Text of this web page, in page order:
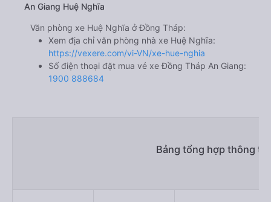
An Giang Huệ Nghĩa
Văn phòng xe Huệ Nghĩa ở Đồng Tháp:
Xem địa chỉ văn phòng nhà xe Huệ Nghĩa:
https://vexere.com/vi-VN/xe-hue-nghia
Số điện thoại đặt mua vé xe Đồng Tháp An Giang:
1900 888684
Bảng tổng hợp thông